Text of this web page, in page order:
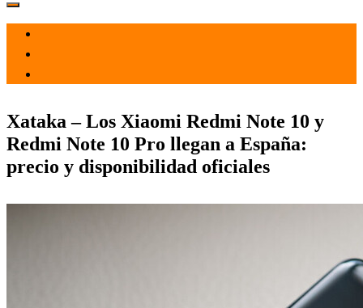
Xataka – Los Xiaomi Redmi Note 10 y
Redmi Note 10 Pro llegan a España:
precio y disponibilidad oficiales